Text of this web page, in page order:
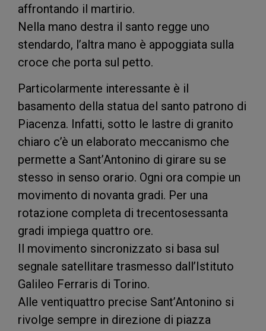
affrontando il martirio.
Nella mano destra il santo regge uno
stendardo, l’altra mano è appoggiata sulla
croce che porta sul petto.
Particolarmente interessante è il
basamento della statua del santo patrono di
Piacenza. Infatti, sotto le lastre di granito
chiaro c’è un elaborato meccanismo che
permette a Sant’Antonino di girare su se
stesso in senso orario. Ogni ora compie un
movimento di novanta gradi. Per una
rotazione completa di trecentosessanta
gradi impiega quattro ore.
Il movimento sincronizzato si basa sul
segnale satellitare trasmesso dall’Istituto
Galileo Ferraris di Torino.
Alle ventiquattro precise Sant’Antonino si
rivolge sempre in direzione di piazza